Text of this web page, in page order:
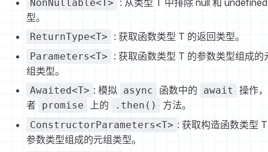
NonNullable<T>
: 从类型 T 中排除 null 和
型。
ReturnType<T> : 获取函数类型 T 的返回类型。
Parameters<T>
: 获取函数类型 T 的参数类型组成的
组类型。
Awaited<T> : 模拟 async 函数中的 await
操作
者 promise 上的 .then() 方法。
ConstructorParameters<T> : 获取构造函数类型
参数类型组成的元组类型。